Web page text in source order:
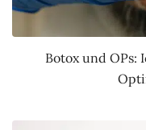
Botox und OPs: